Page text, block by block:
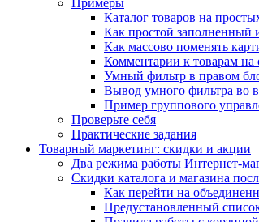
Примеры
Каталог товаров на
Как простой заполненный
Как массово поменять
Комментарии к товарам на
Умный фильтр в правом
Вывод умного фильтра во
Пример группового
Проверьте себя
Практические задания
Товарный маркетинг: скидки и акции
Два режима работы Интернет-
Скидки каталога и магазина
Как перейти на
Предустановленный